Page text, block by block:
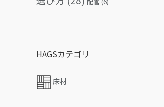
HAGSカテゴリ
床材